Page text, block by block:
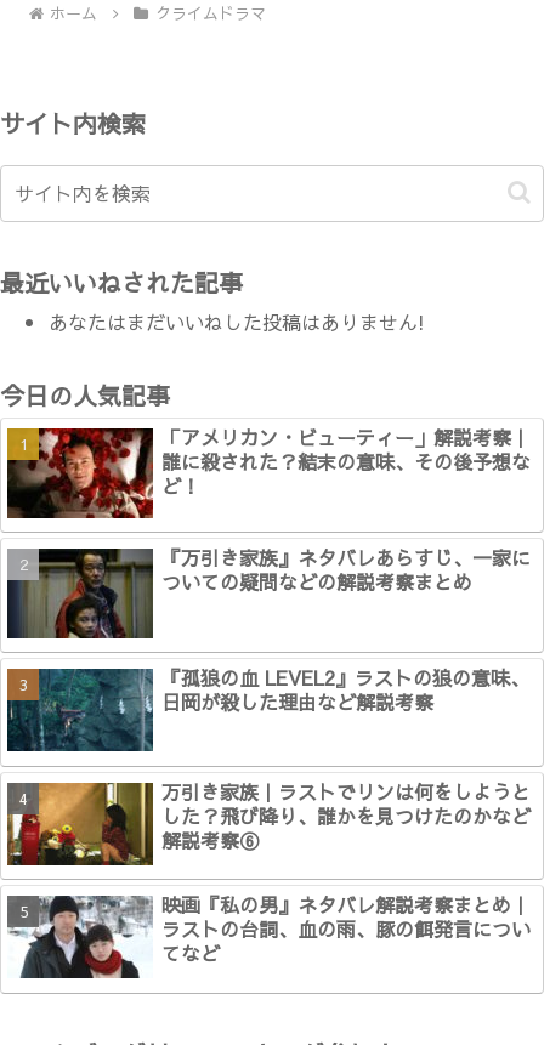
ホーム クライムドラマ
サイト内検索
最近いいねされた記事
あなたはまだいいねした投稿はありません!
今日の人気記事
「アメリカン・ビューティー」解説考察｜
誰に殺された？結末の意味、その後予想な
ど！
『万引き家族』ネタバレあらすじ、一家に
ついての疑問などの解説考察まとめ
『孤狼の血 LEVEL2』ラストの狼の意味、
日岡が殺した理由など解説考察
万引き家族｜ラストでリンは何をしようと
した？飛び降り、誰かを見つけたのかなど
解説考察⑥
映画『私の男』ネタバレ解説考察まとめ｜
ラストの台詞、血の雨、豚の餌発言につい
てなど